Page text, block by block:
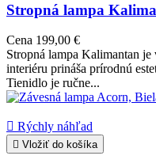
Stropná lampa
Cena 199,00 €
Stropná lampa Kalimantan
interiéru prináša prírodnú
Tienidlo je ručne...
 Rýchly náhľad
 Vložiť do košíka